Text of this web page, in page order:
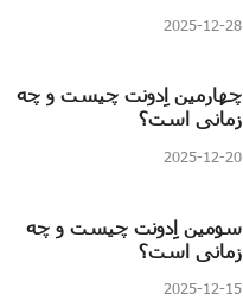
2025-12-28
چهارمین اِدونت چیست و چه
زمانی است؟
2025-12-20
سومین اِدونت چیست و چه
زمانی است؟
2025-12-15